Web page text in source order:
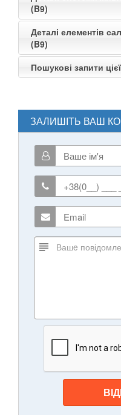
(B9)
Деталі елементів
(B9)
Пошукові запити
ЗАЛИШІТЬ ВАШ